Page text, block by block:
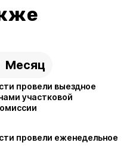
Месяц
провели выездное
участковой
провели еженедельное